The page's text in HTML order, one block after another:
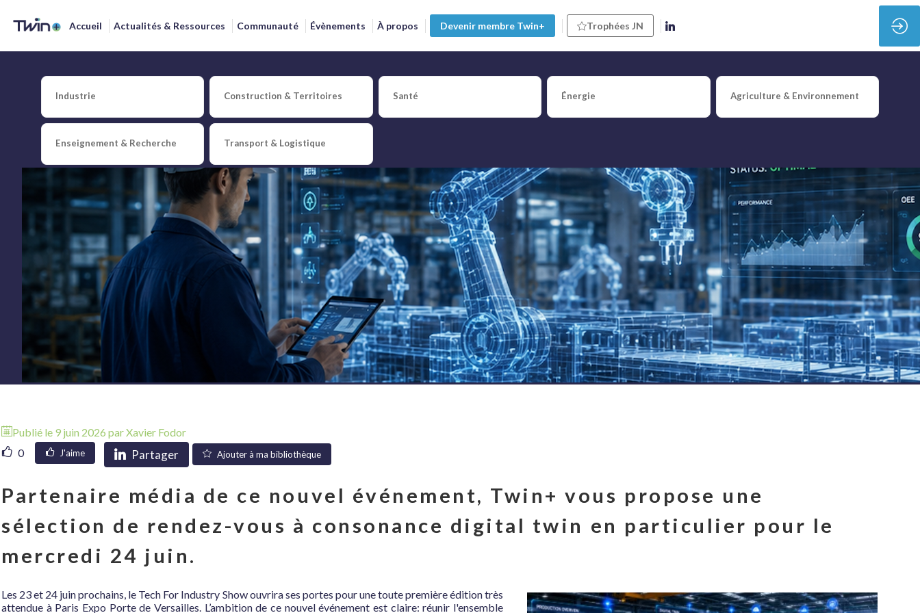
Accueil Actualités & Ressources Communauté Évènements À propos Devenir membre Twin+ Trophées JN
Publié le 9 juin 2026 parXavier Fodor
0
J'aime Partager Ajouter à ma bibliothèque
Partenaire média de ce nouvel événement, Twin+ vous propose une
sélection de rendez-vous à consonance digital twin en particulier pour le
mercredi 24 juin.
Les 23 et 24 juin prochains, le Tech For Industry Show ouvrira ses portes pour une toute première édition très
attendue à Paris Expo Porte de Versailles. L’ambition de ce nouvel événement est claire: réunir l'ensemble
Industrie Construction & Territoires Santé Énergie Agriculture & Environnement
Enseignement & Recherche Transport & Logistique